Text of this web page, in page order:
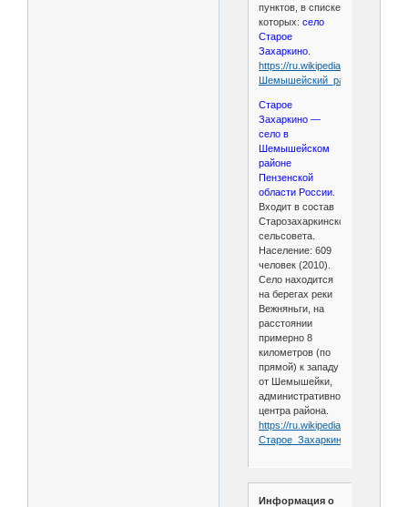
пунктов, в списке
которых: село
Старое
Захаркино.
https://ru.wikipedia.org/wiki/
Шемышейский_район
Старое
Захаркино —
село в
Шемышейском
районе
Пензенской
области России.
Входит в состав
Старозахаркинского
сельсовета.
Население: 609
человек (2010).
Село находится
на берегах реки
Вежняньги, на
расстоянии
примерно 8
километров (по
прямой) к западу
от Шемышейки,
административного
центра района.
https://ru.wikipedia.org/wiki/
Старое_Захаркино
Информация о